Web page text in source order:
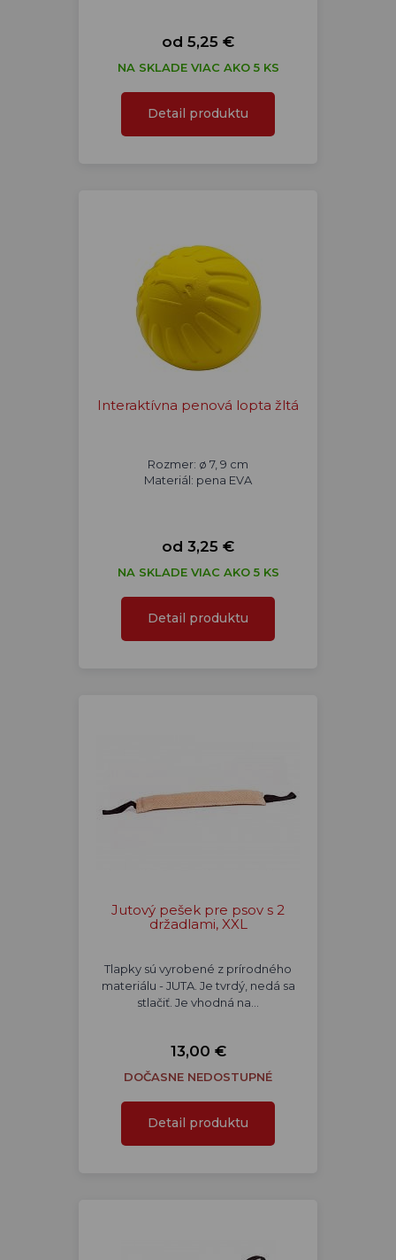
od 5,25 €
NA SKLADE VIAC AKO 5 KS
Detail produktu
Interaktívna penová lopta žltá
Rozmer: ø 7, 9 cm
Materiál: pena EVA
od 3,25 €
NA SKLADE VIAC AKO 5 KS
Detail produktu
Jutový pešek pre psov s 2
držadlami, XXL
Tlapky sú vyrobené z prírodného
materiálu - JUTA. Je tvrdý, nedá sa
stlačiť. Je vhodná na…
13,00 €
DOČASNE NEDOSTUPNÉ
Detail produktu